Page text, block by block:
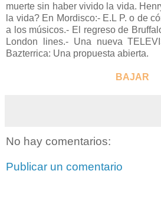
muerte sin haber vivido la vida.
la vida? En Mordisco:- E.L P. o de
a los músicos.- El regreso de
London lines.- Una nueva
Bazterrica: Una propuesta abierta.
BAJAR
No hay comentarios:
Publicar un comentario